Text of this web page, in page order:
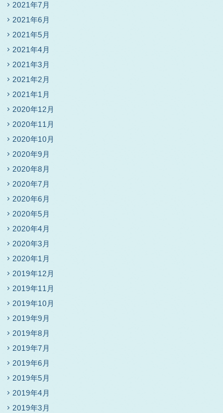
2021年7月
2021年6月
2021年5月
2021年4月
2021年3月
2021年2月
2021年1月
2020年12月
2020年11月
2020年10月
2020年9月
2020年8月
2020年7月
2020年6月
2020年5月
2020年4月
2020年3月
2020年1月
2019年12月
2019年11月
2019年10月
2019年9月
2019年8月
2019年7月
2019年6月
2019年5月
2019年4月
2019年3月